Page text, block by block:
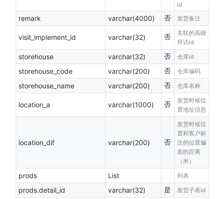
id
remark varchar(4000) 否 发货备注
visit_implement_id varchar(32) 否
关联的高级
拜访id
storehouse varchar(32) 否 仓库id
storehouse_code varchar(200) 否 仓库编码
storehouse_name varchar(200) 否 仓库名称
location_a varchar(1000) 否
发货时候位
置地址信息
location_dif varchar(200) 否
发货时候位
置和客户标
注的位置偏
差的距离
（米）
prods List 列表
prods.detail_id varchar(32) 是 发货子表id